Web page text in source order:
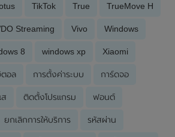
TikTok True TrueMove H
Streaming Vivo Windows
8 windows xp Xiaomi
อล การตั้งค่าระบบ การ์ดจอ
ส ติดตั้งโปรแกรม ฟอนต์
ยกเลิกการให้บริการ รหัสผ่าน